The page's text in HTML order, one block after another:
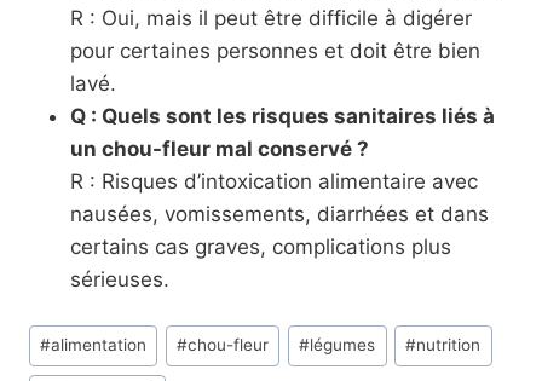
R : Oui, mais il peut être difficile à digérer
pour certaines personnes et doit être bien
lavé.
Q : Quels sont les risques sanitaires liés à
un chou-fleur mal conservé ?
R : Risques d’intoxication alimentaire avec
nausées, vomissements, diarrhées et dans
certains cas graves, complications plus
sérieuses.
Étiquettes
de
#alimentation #chou-fleur #légumes #nutrition